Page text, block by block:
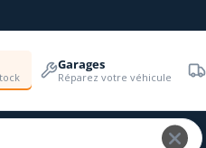
Garages
Réparez votre véhicule